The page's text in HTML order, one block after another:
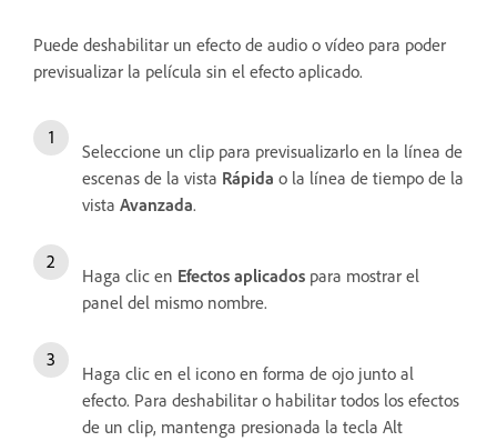
Puede deshabilitar un efecto de audio o vídeo para poder
previsualizar la película sin el efecto aplicado.
Seleccione un clip para previsualizarlo en la línea de
escenas de la vista Rápida o la línea de tiempo de la
vista Avanzada.
Haga clic en Efectos aplicados para mostrar el
panel del mismo nombre.
Haga clic en el icono en forma de ojo junto al
efecto. Para deshabilitar o habilitar todos los efectos
de un clip, mantenga presionada la tecla Alt